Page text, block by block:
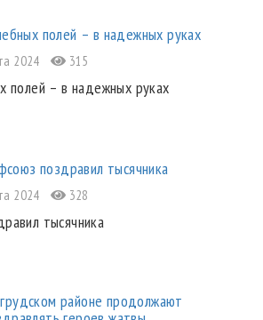
2024 315
полей – в надежных руках
2024 328
тысячника